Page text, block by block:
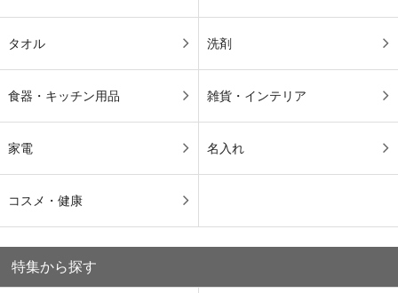
タオル 洗剤
食器・キッチン用品 雑貨・インテリア
家電 名入れ
コスメ・健康
特集から探す